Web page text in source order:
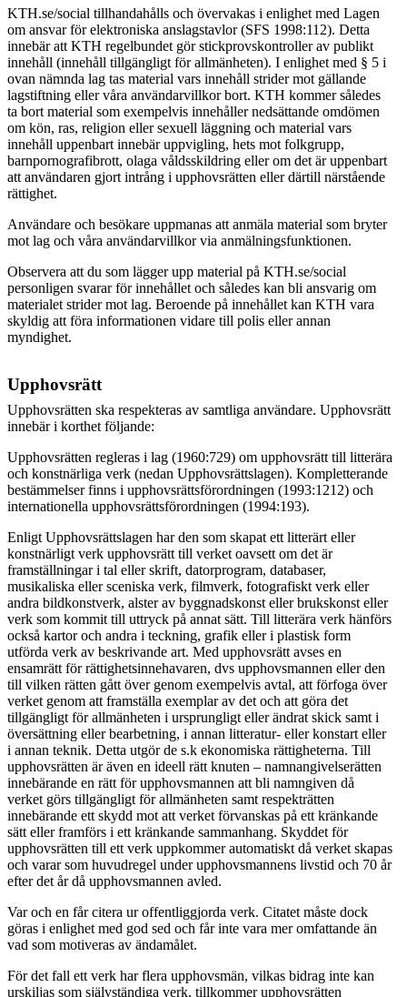
KTH.se/social tillhandahålls och övervakas i enlighet med Lagen
om ansvar för elektroniska anslagstavlor (SFS 1998:112). Detta
innebär att KTH regelbundet gör stickprovskontroller av publikt
innehåll (innehåll tillgängligt för allmänheten). I enlighet med § 5 i
ovan nämnda lag tas material vars innehåll strider mot gällande
lagstiftning eller våra användarvillkor bort. KTH kommer således
ta bort material som exempelvis innehåller nedsättande omdömen
om kön, ras, religion eller sexuell läggning och material vars
innehåll uppenbart innebär uppvigling, hets mot folkgrupp,
barnpornografibrott, olaga våldsskildring eller om det är uppenbart
att användaren gjort intrång i upphovsrätten eller därtill närstående
rättighet.
Användare och besökare uppmanas att anmäla material som bryter
mot lag och våra användarvillkor via anmälningsfunktionen.
Observera att du som lägger upp material på KTH.se/social
personligen svarar för innehållet och således kan bli ansvarig om
materialet strider mot lag. Beroende på innehållet kan KTH vara
skyldig att föra informationen vidare till polis eller annan
myndighet.
Upphovsrätt
Upphovsrätten ska respekteras av samtliga användare. Upphovsrätt
innebär i korthet följande:
Upphovsrätten regleras i lag (1960:729) om upphovsrätt till litterära
och konstnärliga verk (nedan Upphovsrättslagen). Kompletterande
bestämmelser finns i upphovsrättsförordningen (1993:1212) och
internationella upphovsrättsförordningen (1994:193).
Enligt Upphovsrättslagen har den som skapat ett litterärt eller
konstnärligt verk upphovsrätt till verket oavsett om det är
framställningar i tal eller skrift, datorprogram, databaser,
musikaliska eller sceniska verk, filmverk, fotografiskt verk eller
andra bildkonstverk, alster av byggnadskonst eller brukskonst eller
verk som kommit till uttryck på annat sätt. Till litterära verk hänförs
också kartor och andra i teckning, grafik eller i plastisk form
utförda verk av beskrivande art. Med upphovsrätt avses en
ensamrätt för rättighetsinnehavaren, dvs upphovsmannen eller den
till vilken rätten gått över genom exempelvis avtal, att förfoga över
verket genom att framställa exemplar av det och att göra det
tillgängligt för allmänheten i ursprungligt eller ändrat skick samt i
översättning eller bearbetning, i annan litteratur- eller konstart eller
i annan teknik. Detta utgör de s.k ekonomiska rättigheterna. Till
upphovsrätten är även en ideell rätt knuten – namnangivelserätten
innebärande en rätt för upphovsmannen att bli namngiven då
verket görs tillgängligt för allmänheten samt respekträtten
innebärande ett skydd mot att verket förvanskas på ett kränkande
sätt eller framförs i ett kränkande sammanhang. Skyddet för
upphovsrätten till ett verk uppkommer automatiskt då verket skapas
och varar som huvudregel under upphovsmannens livstid och 70 år
efter det år då upphovsmannen avled.
Var och en får citera ur offentliggjorda verk. Citatet måste dock
göras i enlighet med god sed och får inte vara mer omfattande än
vad som motiveras av ändamålet.
För det fall ett verk har flera upphovsmän, vilkas bidrag inte kan
urskiljas som självständiga verk, tillkommer upphovsrätten